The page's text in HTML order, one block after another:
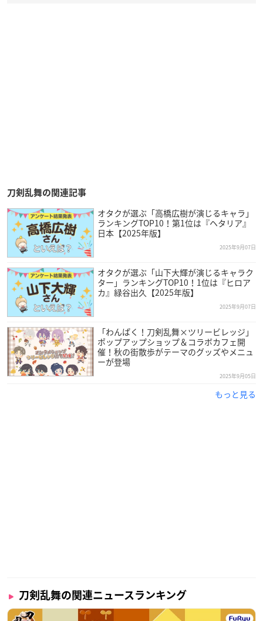
刀剣乱舞の関連記事
オタクが選ぶ「高橋広樹が演じるキャラ」
ランキングTOP10！第1位は『ヘタリア』
日本【2025年版】
2025年9月07日
オタクが選ぶ「山下大輝が演じるキャラク
ター」ランキングTOP10！1位は『ヒロア
カ』緑谷出久【2025年版】
2025年9月07日
「わんぱく！刀剣乱舞×ツリービレッジ」
ポップアップショップ＆コラボカフェ開
催！秋の街散歩がテーマのグッズやメニュ
ーが登場
2025年9月05日
もっと見る
刀剣乱舞の関連ニュースランキング